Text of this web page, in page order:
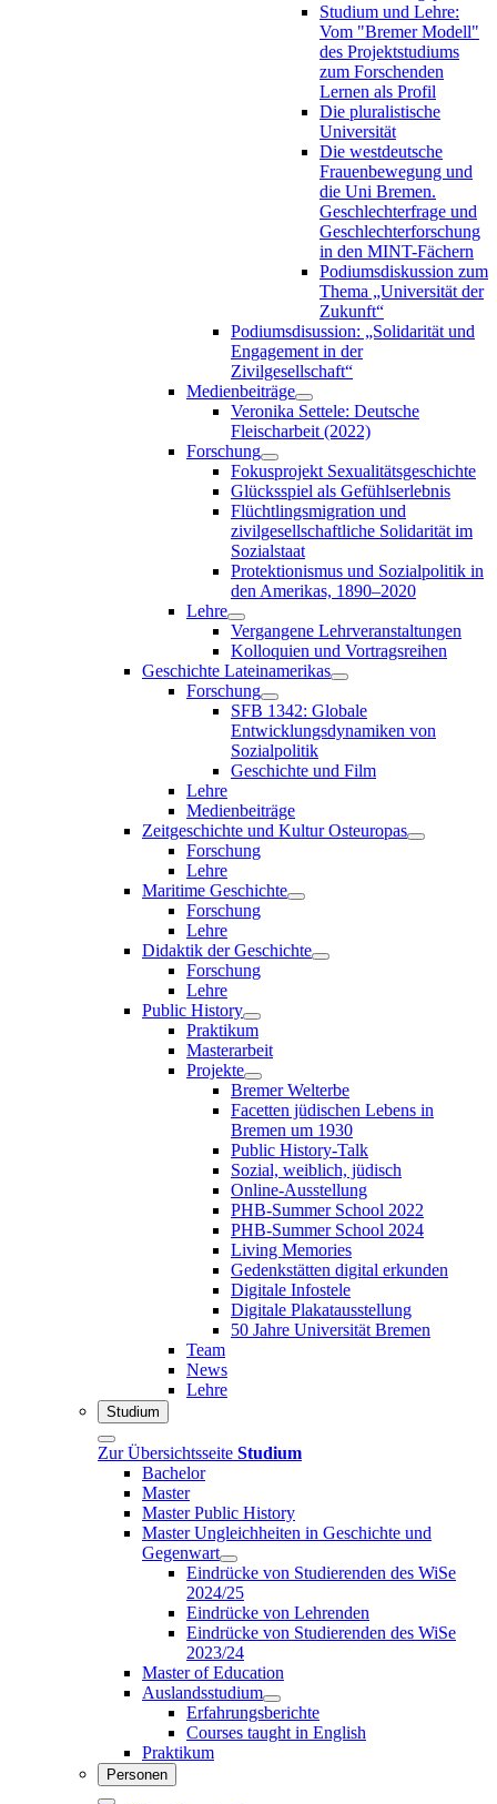
Studium und Lehre:
Vom "Bremer Modell"
des Projektstudiums
zum Forschenden
Lernen als Profil
Die pluralistische
Universität
Die westdeutsche
Frauenbewegung und
die Uni Bremen.
Geschlechterfrage und
Geschlechterforschung
in den MINT-Fächern
Podiumsdiskussion zum
Thema „Universität der
Zukunft“
Podiumsdisussion: „Solidarität und
Engagement in der
Zivilgesellschaft“
Medienbeiträge
Veronika Settele: Deutsche
Fleischarbeit (2022)
Forschung
Fokusprojekt Sexualitätsgeschichte
Glücksspiel als Gefühlserlebnis
Flüchtlingsmigration und
zivilgesellschaftliche Solidarität im
Sozialstaat
Protektionismus und Sozialpolitik in
den Amerikas, 1890–2020
Lehre
Vergangene Lehrveranstaltungen
Kolloquien und Vortragsreihen
Geschichte Lateinamerikas
Forschung
SFB 1342: Globale
Entwicklungsdynamiken von
Sozialpolitik
Geschichte und Film
Lehre
Medienbeiträge
Zeitgeschichte und Kultur Osteuropas
Forschung
Lehre
Maritime Geschichte
Forschung
Lehre
Didaktik der Geschichte
Forschung
Lehre
Public History
Praktikum
Masterarbeit
Projekte
Bremer Welterbe
Facetten jüdischen Lebens in
Bremen um 1930
Public History-Talk
Sozial, weiblich, jüdisch
Online-Ausstellung
PHB-Summer School 2022
PHB-Summer School 2024
Living Memories
Gedenkstätten digital erkunden
Digitale Infostele
Digitale Plakatausstellung
50 Jahre Universität Bremen
Team
News
Lehre
Studium
Zur Übersichtsseite Studium
Bachelor
Master
Master Public History
Master Ungleichheiten in Geschichte und
Gegenwart
Eindrücke von Studierenden des WiSe
2024/25
Eindrücke von Lehrenden
Eindrücke von Studierenden des WiSe
2023/24
Master of Education
Auslandsstudium
Erfahrungsberichte
Courses taught in English
Praktikum
Personen